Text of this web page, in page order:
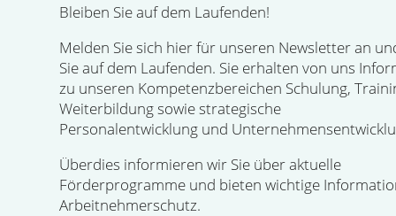
Bleiben Sie auf dem Laufenden!
Melden Sie sich hier für unseren Newsletter an
Sie auf dem Laufenden. Sie erhalten von uns
zu unseren Kompetenzbereichen Schulung,
Weiterbildung sowie strategische
Personalentwicklung und
Überdies informieren wir Sie über aktuelle
Förderprogramme und bieten wichtige
Arbeitnehmerschutz.